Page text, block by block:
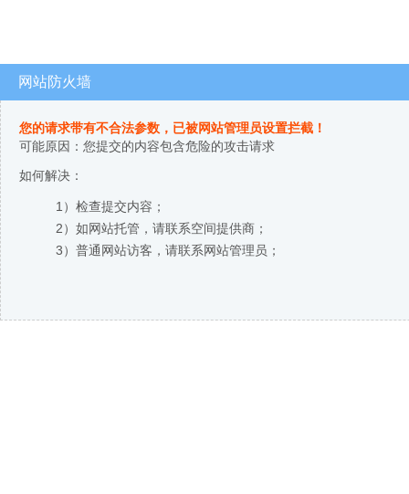
网站防火墙
您的请求带有不合法参数，已被网站管理员设置拦截！
可能原因：您提交的内容包含危险的攻击请求
如何解决：
1）检查提交内容；
2）如网站托管，请联系空间提供商；
3）普通网站访客，请联系网站管理员；